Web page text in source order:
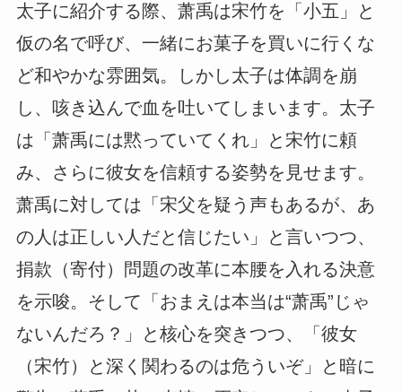
太子に紹介する際、萧禹は宋竹を「小五」と
仮の名で呼び、一緒にお菓子を買いに行くな
ど和やかな雰囲気。しかし太子は体調を崩
し、咳き込んで血を吐いてしまいます。太子
は「萧禹には黙っていてくれ」と宋竹に頼
み、さらに彼女を信頼する姿勢を見せます。
萧禹に対しては「宋父を疑う声もあるが、あ
の人は正しい人だと信じたい」と言いつつ、
捐款（寄付）問題の改革に本腰を入れる決意
を示唆。そして「おまえは本当は“萧禹”じゃ
ないんだろ？」と核心を突きつつ、「彼女
（宋竹）と深く関わるのは危ういぞ」と暗に